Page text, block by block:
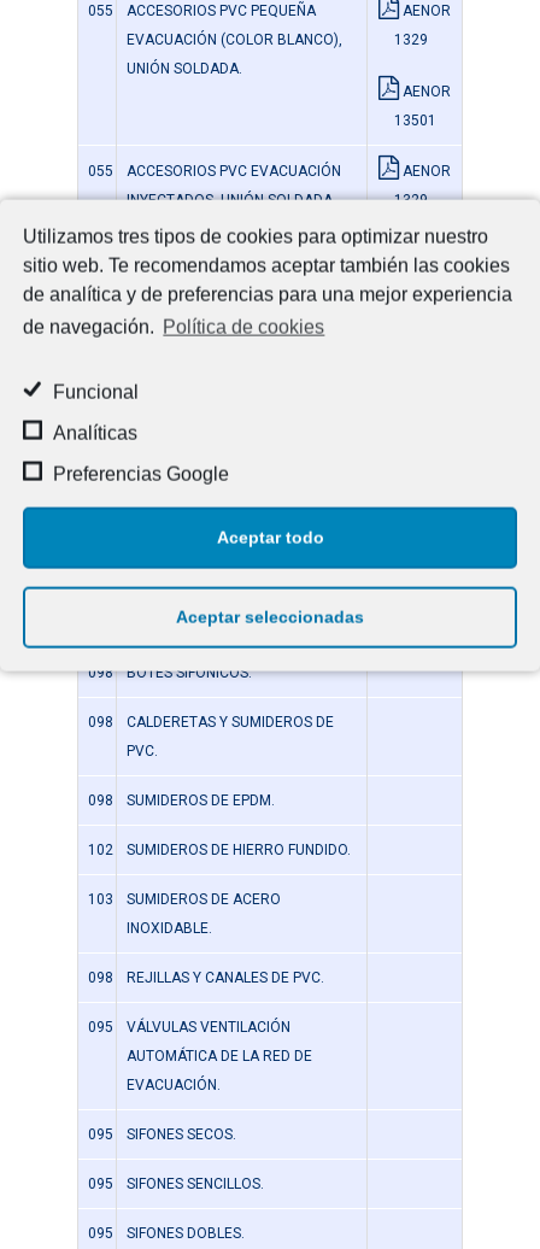
Utilizamos tres tipos de cookies para optimizar nuestro
sitio web. Te recomendamos aceptar también las cookies
de analítica y de preferencias para una mejor experiencia
de navegación.
Política de cookies
Funcional
Analíticas
Preferencias Google
Aceptar todo
Aceptar seleccionadas
055
ACCESORIOS PVC PEQUEÑA
EVACUACIÓN (COLOR BLANCO),
UNIÓN SOLDADA.
AENOR
1329
AENOR
13501
055
ACCESORIOS PVC EVACUACIÓN
INYECTADOS, UNIÓN SOLDADA.
AENOR
1329
056
ACCESORIOS PVC EVACUACIÓN
ELÁSTICA.
079
MANGUITO ELÁSTICO EPDM PARA
UNIÓN DE TUBERÍAS.
058
SIFONES EN LÍNEA CON REGISTRO
098 BOTES SIFÓNICOS.
098
CALDERETAS Y SUMIDEROS DE
PVC.
098 SUMIDEROS DE EPDM.
102 SUMIDEROS DE HIERRO FUNDIDO.
103
SUMIDEROS DE ACERO
INOXIDABLE.
098 REJILLAS Y CANALES DE PVC.
095
VÁLVULAS VENTILACIÓN
AUTOMÁTICA DE LA RED DE
EVACUACIÓN.
095 SIFONES SECOS.
095 SIFONES SENCILLOS.
095 SIFONES DOBLES.